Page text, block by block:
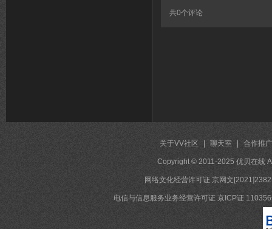
共0个评论
关于VV社区 聊天室 合作推广
Copyright © 2011-2025 优贝在线
网络文化经营许可证 京网文
电信与信息服务业务经营许可证 京ICP证